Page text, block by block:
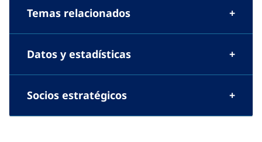
Temas relacionados
Datos y estadísticas
Socios estratégicos